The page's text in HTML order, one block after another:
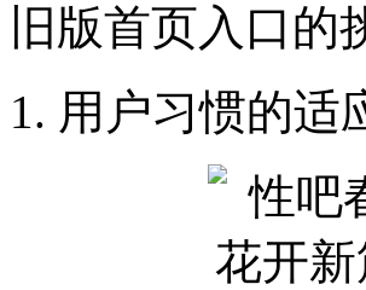
旧版首页入口的
1. 用户习惯的适